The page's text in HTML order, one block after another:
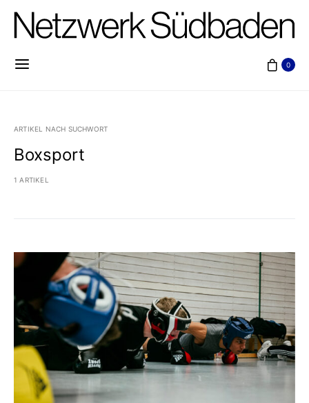
0
ARTIKEL NACH SUCHWORT
Boxsport
1 ARTIKEL